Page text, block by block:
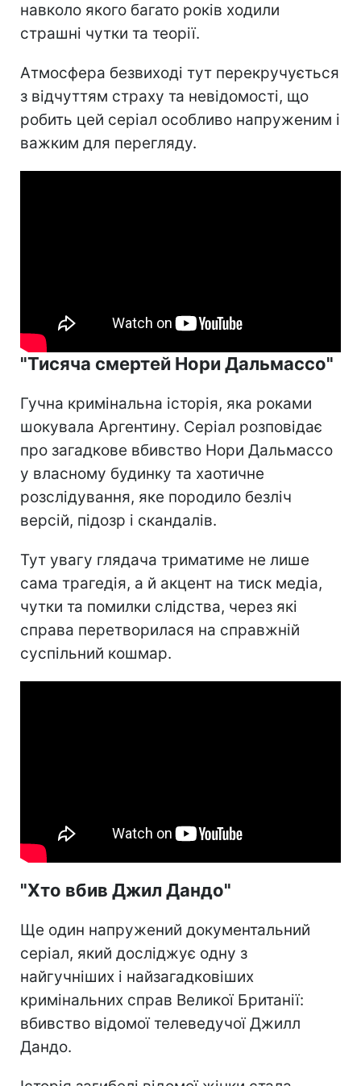
навколо якого багато років ходили
страшні чутки та теорії.
Атмосфера безвиході тут перекручується
з відчуттям страху та невідомості, що
робить цей серіал особливо напруженим і
важким для перегляду.
"Тисяча смертей Нори Дальмассо"
Гучна кримінальна історія, яка роками
шокувала Аргентину. Серіал розповідає
про загадкове вбивство Нори Дальмассо
у власному будинку та хаотичне
розслідування, яке породило безліч
версій, підозр і скандалів.
Тут увагу глядача триматиме не лише
сама трагедія, а й акцент на тиск медіа,
чутки та помилки слідства, через які
справа перетворилася на справжній
суспільний кошмар.
"Хто вбив Джил Дандо"
Ще один напружений документальний
серіал, який досліджує одну з
найгучніших і найзагадковіших
кримінальних справ Великої Британії:
вбивство відомої телеведучої Джилл
Дандо.